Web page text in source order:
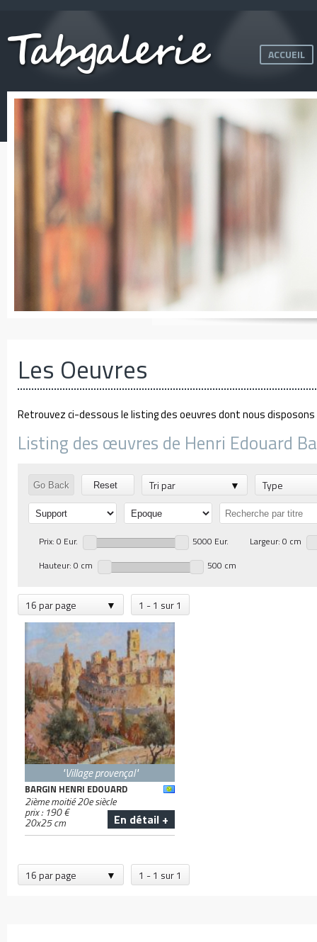
ACCUEIL
Les Oeuvres
Retrouvez ci-dessous le listing des oeuvres dont nous
Listing des œuvres de Henri Edouard
Go Back Reset Tri par Type
Prix: 0 Eur. 5000 Eur.
Largeur: 0 cm
Hauteur: 0 cm
500 cm
16 par page 1 - 1 sur 1
"Village provençal"
BARGIN HENRI EDOUARD
2ième moitié 20e siècle
En détail +
prix : 190€
20x25cm
16 par page 1 - 1 sur 1